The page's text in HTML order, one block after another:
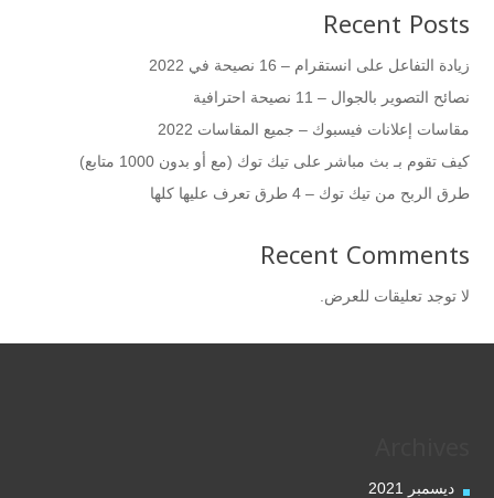
Recent Posts
زيادة التفاعل على انستقرام – 16 نصيحة في 2022
نصائح التصوير بالجوال – 11 نصيحة احترافية
مقاسات إعلانات فيسبوك – جميع المقاسات 2022
كيف تقوم بـ بث مباشر على تيك توك (مع أو بدون 1000 متابع)
طرق الربح من تيك توك – 4 طرق تعرف عليها كلها
Recent Comments
لا توجد تعليقات للعرض.
ديسمبر 2021